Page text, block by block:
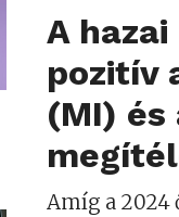
A
pozitív
(MI)
Amíg a 2024